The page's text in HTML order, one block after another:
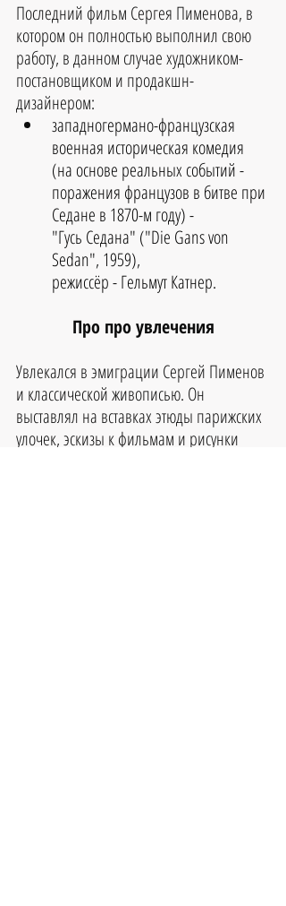
Последний фильм Сергея Пименова, в
котором он полностью выполнил свою
работу, в данном случае художником-
постановщиком и продакшн-
дизайнером:
западногермано-французская
военная историческая комедия
(на основе реальных событий -
поражения французов в битве при
Седане в 1870-м году) -
"Гусь Седана" ("Die Gans von
Sedan", 1959),
режиссёр - Гельмут Катнер.
Про про увлечения
Увлекался в эмиграции Сергей Пименов
и классической живописью. Он
выставлял на вставках этюды парижских
улочек, эскизы к фильмам и рисунки